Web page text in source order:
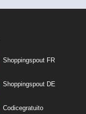
Shoppingspout FR
Shoppingspout DE
Codicegratuito